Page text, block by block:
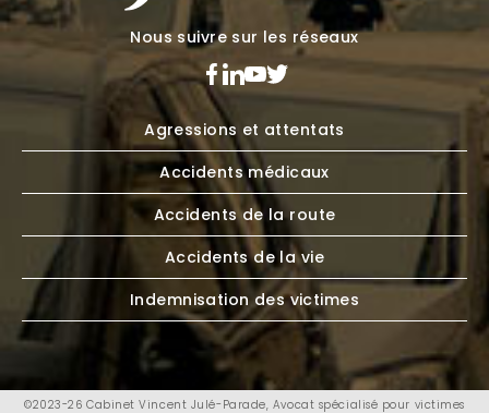
Nous suivre sur les réseaux
Agressions et attentats
Accidents médicaux
Accidents de la route
Accidents de la vie
Indemnisation des victimes
©2023-26 Cabinet Vincent Julé-Parade, Avocat spécialisé pour victimes